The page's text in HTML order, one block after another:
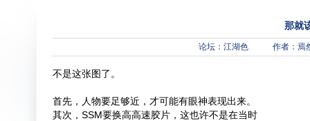
那就
论坛： 江湖色 作者：焉
不是这张图了。
首先，人物要足够近，才可能有眼神表现出来。
其次，SSM要换高高速胶片，这也许不是在当时